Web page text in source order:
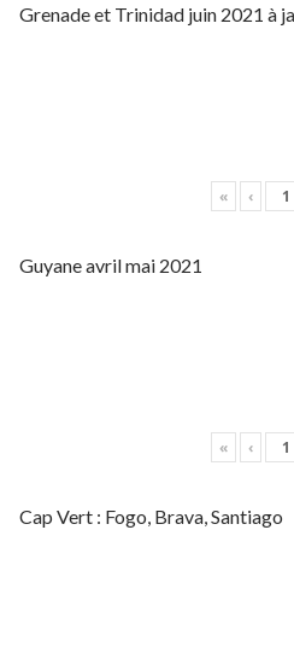
Grenade et Trinidad juin 2021 à
« ‹
Guyane avril mai 2021
« ‹
Cap Vert : Fogo, Brava, Santiago